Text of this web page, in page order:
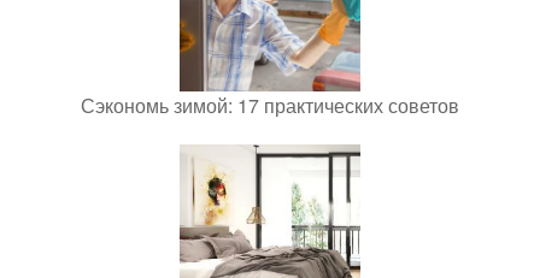
Сэкономь зимой: 17 практических советов